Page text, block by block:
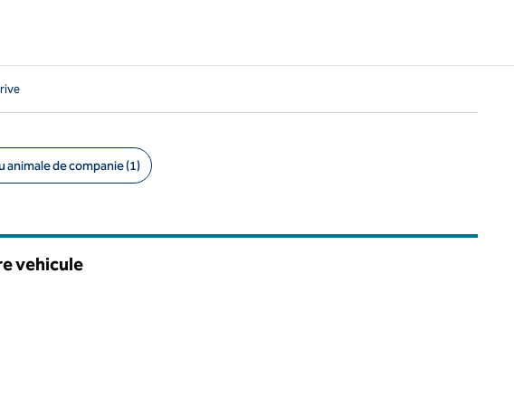
animale de companie (1)
vehicule